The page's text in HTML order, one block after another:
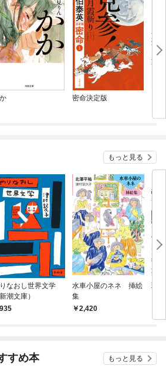
密命決定版
もっと見る
なおし世界文学
新潮文庫）
935
水車小屋のネネ 挿絵
集
2,420
現
すめ本 もっと見る